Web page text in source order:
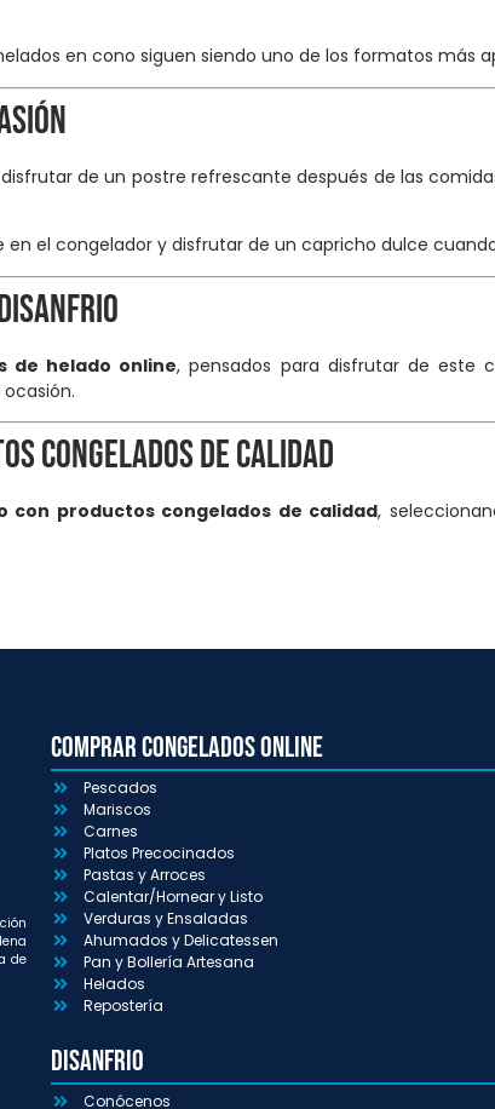
en cono siguen siendo uno de los formatos más
de un postre refrescante después de las
el congelador y disfrutar de un capricho dulce
de helado online, pensados para disfrutar de este
congelados de calidad
con productos congelados de calidad,
de
Comprar congelados online
Pescados
Mariscos
Carnes
Platos Precocinados
Pastas y Arroces
Calentar/Hornear y Listo
Verduras y Ensaladas
Ahumados y Delicatessen
Pan y Bollería Artesana
Helados
Repostería
Disanfrio
Conócenos